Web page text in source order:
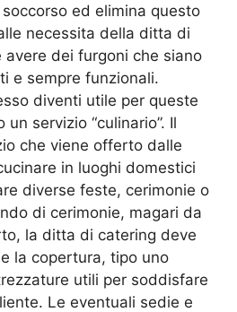
ed elimina questo
necessita della ditta di
avere dei furgoni che siano
e sempre funzionali.
diventi utile per queste
servizio “culinario”. Il
che viene offerto dalle
in luoghi domestici
diverse feste, cerimonie o
di cerimonie, magari da
la ditta di catering deve
la copertura, tipo uno
utili per soddisfare
Le eventuali sedie e